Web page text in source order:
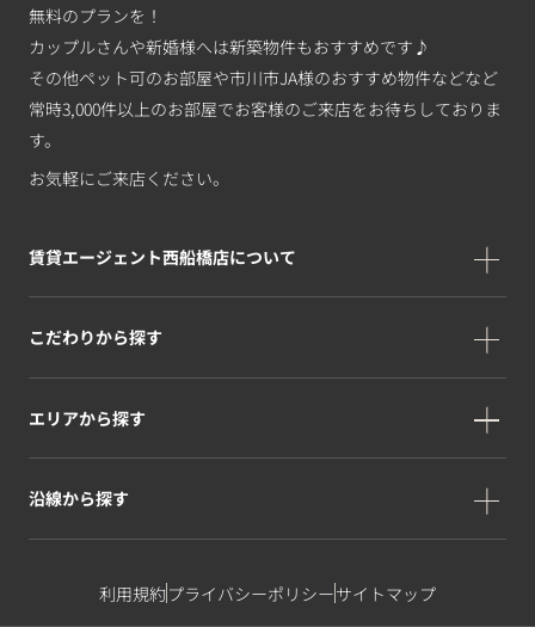
無料のプランを！
カップルさんや新婚様へは新築物件もおすすめです♪
その他ペット可のお部屋や市川市JA様のおすすめ物件などなど
常時3,000件以上のお部屋でお客様のご来店をお待ちしておりま
す。
お気軽にご来店ください。
賃貸エージェント西船橋店について
こだわりから探す
エリアから探す
沿線から探す
利用規約プライバシーポリシーサイトマップ